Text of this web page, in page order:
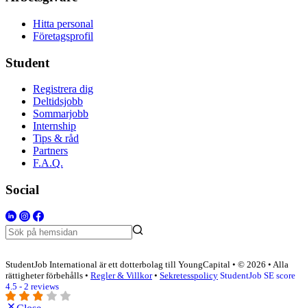
Hitta personal
Företagsprofil
Student
Registrera dig
Deltidsjobb
Sommarjobb
Internship
Tips & råd
Partners
F.A.Q.
Social
StudentJob International är ett dotterbolag till YoungCapital • © 2026 • Alla
rättigheter förbehålls • Regler & Villkor• Sekretesspolicy StudentJob SE score
4.5 - 2 reviews